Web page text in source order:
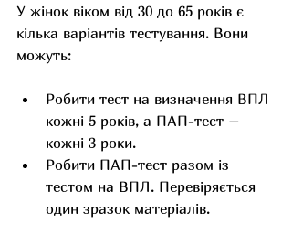
У жінок віком від 30 до 65 років є
кілька варіантів тестування. Вони
можуть:
Робити тест на визначення ВПЛ
кожні 5 років, а ПАП-тест –
кожні 3 роки.
Робити ПАП-тест разом із
тестом на ВПЛ. Перевіряється
один зразок матеріалів.